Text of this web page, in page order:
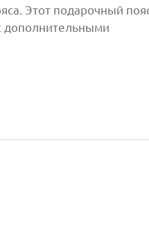
Этот подарочный
дополнительными